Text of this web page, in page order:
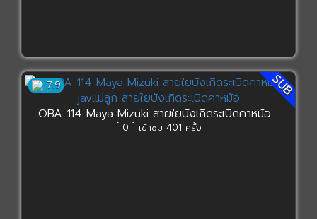
7.9 SUB
OBA-114 Maya Mizuki สายใยบังเกิดระเบิดคาหม้อ ..
[ 0 ] เข้าชม 401 ครั้ง